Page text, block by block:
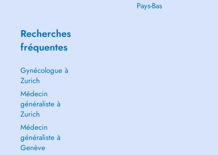
Pays-Bas
Recherches
fréquentes
Gynécologue à
Zurich
Médecin
généraliste à
Zurich
Médecin
généraliste à
Genève